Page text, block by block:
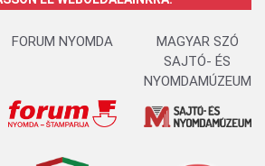
FORUM NYOMDA
MAGYAR SZÓ
SAJTÓ- ÉS
NYOMDAMÚZEUM